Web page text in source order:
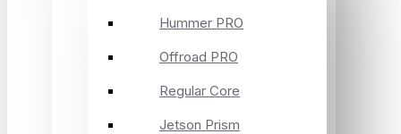
Hummer PRO
Offroad PRO
Regular Core
Jetson Prism